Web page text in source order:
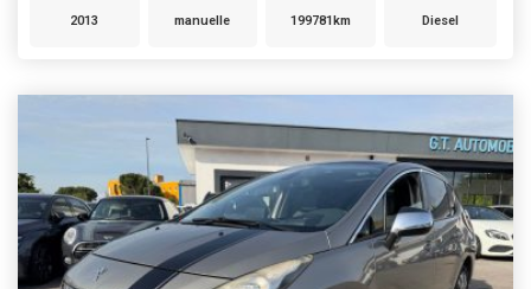
2013 manuelle 199781km Diesel